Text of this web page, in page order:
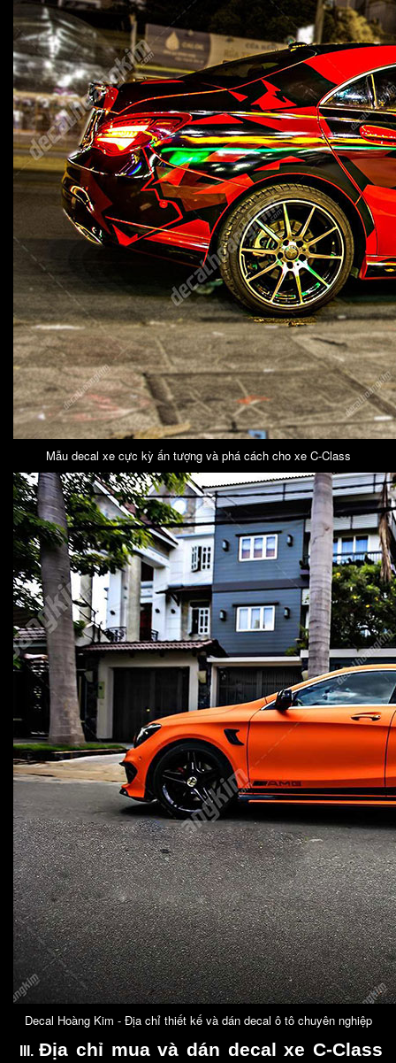
Mẫu decal xe cực kỳ ấn tượng và phá cách cho xe C-Class
Decal Hoàng Kim - Địa chỉ thiết kế và dán decal ô tô chuyên nghiệp
III. Địa chỉ mua và dán decal xe C-Class